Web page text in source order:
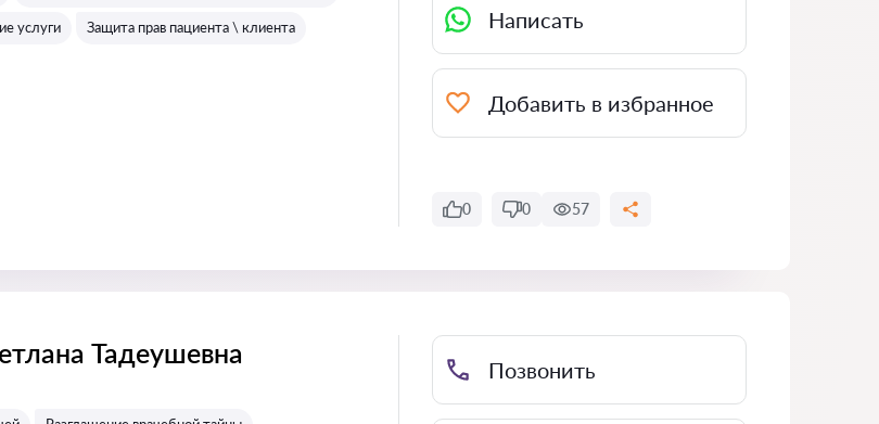
услуги Защита прав пациента \ клиента Написать
Добавить в избранное
0 0 57
Тадеушевна
Позвонить